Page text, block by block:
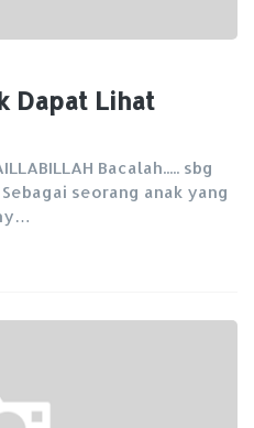
Dapat Lihat
Bacalah..... sbg
Sebagai seorang anak yang